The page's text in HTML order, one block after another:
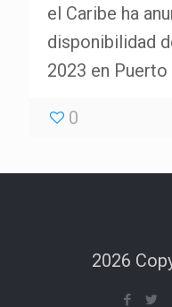
el Caribe ha
disponibilidad
2023 en
0
2026